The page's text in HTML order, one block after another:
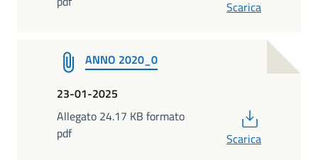
Scarica
ANNO 2020_0
23-01-2025
Allegato 24.17 KB formato
pdf
Scarica